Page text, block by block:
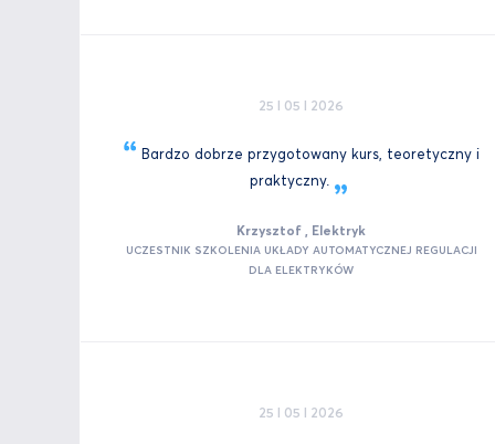
25 I 05 I 2026
Bardzo dobrze przygotowany kurs, teoretyczny i
praktyczny.
Krzysztof , Elektryk
UCZESTNIK SZKOLENIA UKŁADY AUTOMATYCZNEJ REGULACJI
DLA ELEKTRYKÓW
25 I 05 I 2026